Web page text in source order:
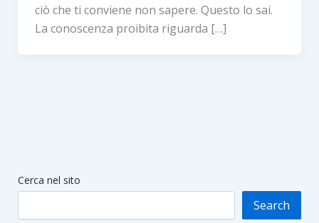
ciò che ti conviene non sapere. Questo lo sai.
La conoscenza proibita riguarda […]
Cerca nel sito
Search